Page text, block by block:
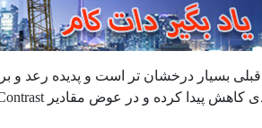
بسیار درخشان تر است و پدیده رعد و